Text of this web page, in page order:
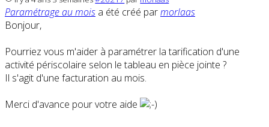
Paramétrage au mois a été créé parmorlaas
Bonjour,
Pourriez vous m'aider à paramétrer la tarification d'une
activité périscolaire selon le tableau en pièce jointe ?
Il s'agit d'une facturation au mois.
Merci d'avance pour votre aide